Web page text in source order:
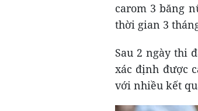
carom 3 băng
thời gian 3
Sau 2 ngày thi
xác định được
với nhiều kết